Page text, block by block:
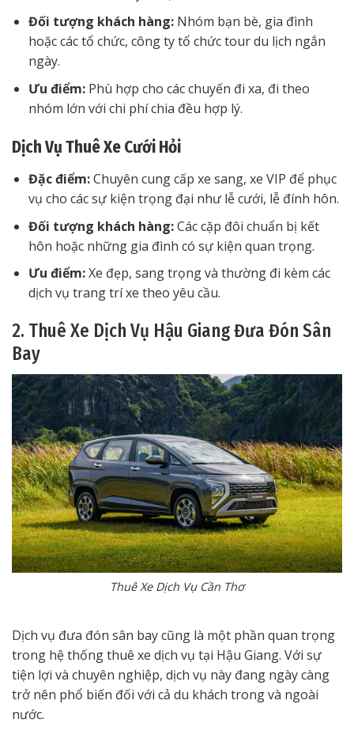
Đối tượng khách hàng:Nhóm bạn bè, gia đình
hoặc các tổ chức, công ty tổ chức tour du lịch ngắn
ngày.
Ưu điểm:Phù hợp cho các chuyến đi xa, đi theo
nhóm lớn với chi phí chia đều hợp lý.
Dịch Vụ Thuê Xe Cưới Hỏi
Đặc điểm:Chuyên cung cấp xe sang, xe VIP để phục
vụ cho các sự kiện trọng đại như lễ cưới, lễ đính hôn.
Đối tượng khách hàng:Các cặp đôi chuẩn bị kết
hôn hoặc những gia đình có sự kiện quan trọng.
Ưu điểm:Xe đẹp, sang trọng và thường đi kèm các
dịch vụ trang trí xe theo yêu cầu.
2. Thuê Xe Dịch Vụ Hậu Giang Đưa Đón Sân
Bay
Thuê Xe Dịch Vụ Cần Thơ
Dịch vụ đưa đón sân bay cũng là một phần quan trọng
trong hệ thống thuê xe dịch vụ tại Hậu Giang. Với sự
tiện lợi và chuyên nghiệp, dịch vụ này đang ngày càng
trở nên phổ biến đối với cả du khách trong và ngoài
nước.